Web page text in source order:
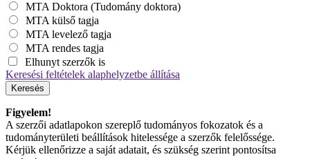
MTA Doktora (Tudomány doktora)
MTA külső tagja
MTA levelező tagja
MTA rendes tagja
Elhunyt szerzők is
Keresési feltételek alaphelyzetbe állítása
Keresés
Figyelem!
A szerzői adatlapokon szereplő tudományos fokozatok és a
tudományterületi beállítások hitelessége a szerzők felelőssége.
Kérjük ellenőrizze a saját adatait, és szükség szerint pontosítsa